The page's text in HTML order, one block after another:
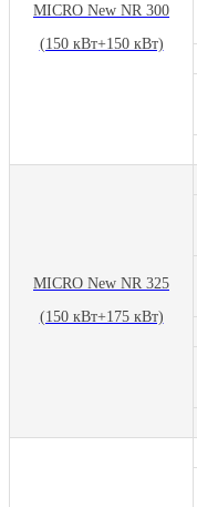
MICRO New NR 300
(150 кВт+150 кВт)
MICRO New NR 325
(150 кВт+175 кВт)